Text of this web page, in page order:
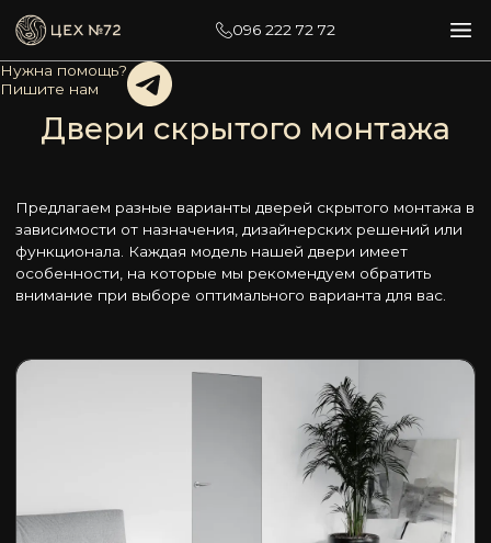
096 222 72 72
Нужна помощь?
Пишите нам
Двери скрытого монтажа
Предлагаем разные варианты дверей скрытого монтажа в
зависимости от назначения, дизайнерских решений или
функционала. Каждая модель нашей двери имеет
особенности, на которые мы рекомендуем обратить
внимание при выборе оптимального варианта для вас.